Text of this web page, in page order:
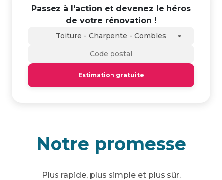
Passez à l'action et devenez le héros
de votre rénovation !
Toiture - Charpente - Combles
Estimation gratuite
Notre promesse
Plus rapide, plus simple et plus sûr.